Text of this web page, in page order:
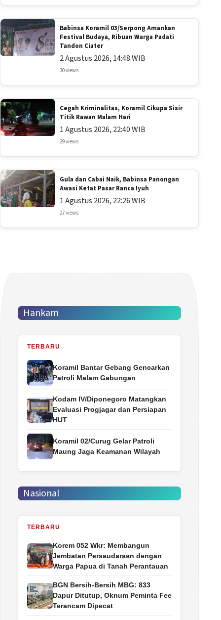
Babinsa Koramil 03/Serpong Amankan
Festival Budaya, Ribuan Warga Padati
Tandon Ciater
2 Agustus 2026, 14:48 WIB
30 views
Cegah Kriminalitas, Koramil Cikupa Sisir
Titik Rawan Malam Hari
1 Agustus 2026, 22:40 WIB
29 views
Gula dan Cabai Naik, Babinsa Panongan
Awasi Ketat Pasar Ranca Iyuh
1 Agustus 2026, 22:26 WIB
27 views
Hankam
TERBARU
Koramil Bantar Gebang Gencarkan
Patroli Malam Gabungan
Kodam IV/Diponegoro Matangkan
Evaluasi Progjagar dan Persiapan
HUT
Koramil 02/Curug Gelar Patroli
Maung Jaga Keamanan Wilayah
Nasional
TERBARU
Korem 052 Wkr: Membangun
Jembatan Persaudaraan dengan
Warga Papua di Tanah Perantauan
BGN Bersih-Bersih MBG: 833
Dapur Ditutup, Oknum Peminta Fee
Terancam Dipecat